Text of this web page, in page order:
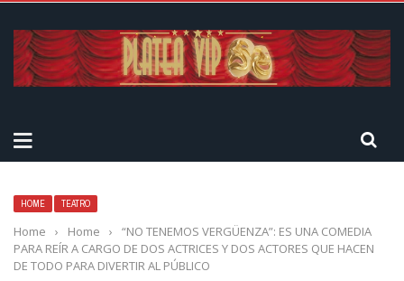
HOME TEATRO
Home › Home ›
“NO TENEMOS VERGÜENZA”: ES UNA COMEDIA
PARA REÍR A CARGO DE DOS ACTRICES Y DOS ACTORES QUE HACEN
DE TODO PARA DIVERTIR AL PÚBLICO